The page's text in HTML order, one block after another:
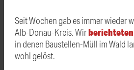
Seit Wochen gab es immer wieder
Alb-Donau-Kreis. Wirberichteten
in denen Baustellen-Müll im Wald
wohl gelöst.